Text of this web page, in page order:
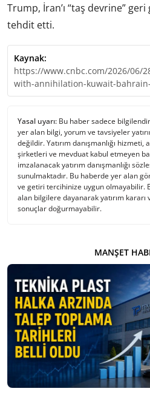
Trump, İran’ı “taş devrine”
tehdit etti.
Kaynak:
https://www.cnbc.com/2026/06/
with-annihilation-kuwait-
Yasal uyarı: Bu haber sadece
yer alan bilgi, yorum ve tavsiyeler
değildir. Yatırım danışmanlığı
şirketleri ve mevduat kabul etmeyen
imzalanacak yatırım danışmanlığı
sunulmaktadır. Bu haberde yer alan
ve getiri tercihinize uygun olmayabilir.
alan bilgilere dayanarak yatırım
sonuçlar doğurmayabilir.
MANŞET